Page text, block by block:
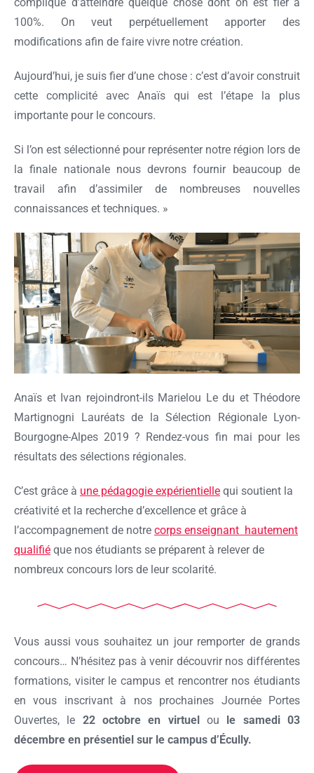
100%. On veut perpétuellement apporter des
modifications afin de faire vivre notre création.
Aujourd’hui, je suis fier d’une chose : c’est d’avoir construit
cette complicité avec Anaïs qui est l’étape la plus
importante pour le concours.
Si l’on est sélectionné pour représenter notre région lors de
la finale nationale nous devrons fournir beaucoup de
travail afin d’assimiler de nombreuses nouvelles
connaissances et techniques. »
Anaïs et Ivan rejoindront-ils Marielou Le du et Théodore
Martignogni Lauréats de la Sélection Régionale Lyon-
Bourgogne-Alpes 2019 ? Rendez-vous fin mai pour les
résultats des sélections régionales.
C’est grâce à une pédagogie expérientielle qui soutient la
créativité et la recherche d’excellence et grâce à
l’accompagnement de notre corps enseignant hautement
qualifié que nos étudiants se préparent à relever de
nombreux concours lors de leur scolarité.
Vous aussi vous souhaitez un jour remporter de grands
concours… N’hésitez pas à venir découvrir nos différentes
formations, visiter le campus et rencontrer nos étudiants
en vous inscrivant à nos prochaines Journée Portes
Ouvertes, le 22 octobre en virtuelou le samedi 03
décembre en présentiel sur le campus d’Écully.